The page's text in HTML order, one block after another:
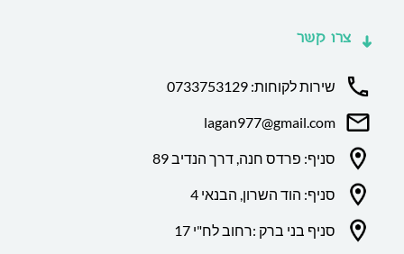
צרו קשר
שירות לקוחות: 0733753129
lagan977@gmail.com
סניף: פרדס חנה, דרך הנדיב 89
סניף: הוד השרון, הבנאי 4
סניף בני ברק :רחוב לח"י 17